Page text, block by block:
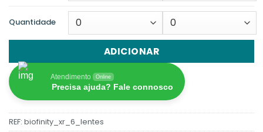
Quantidade
ADICIONAR
Atendimento Online
Precisa ajuda? Fale connosco
REF: biofinity_xr_6_lentes